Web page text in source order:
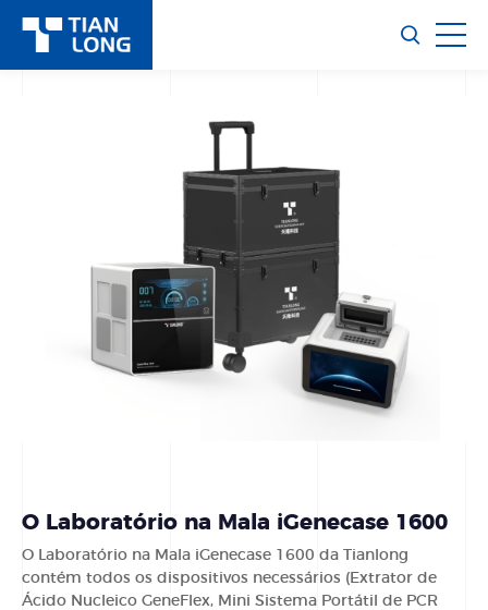
O Laboratório na Mala iGenecase 1600
O Laboratório na Mala iGenecase 1600 da Tianlong
contém todos os dispositivos necessários (Extrator de
Ácido Nucleico GeneFlex, Mini Sistema Portátil de PCR